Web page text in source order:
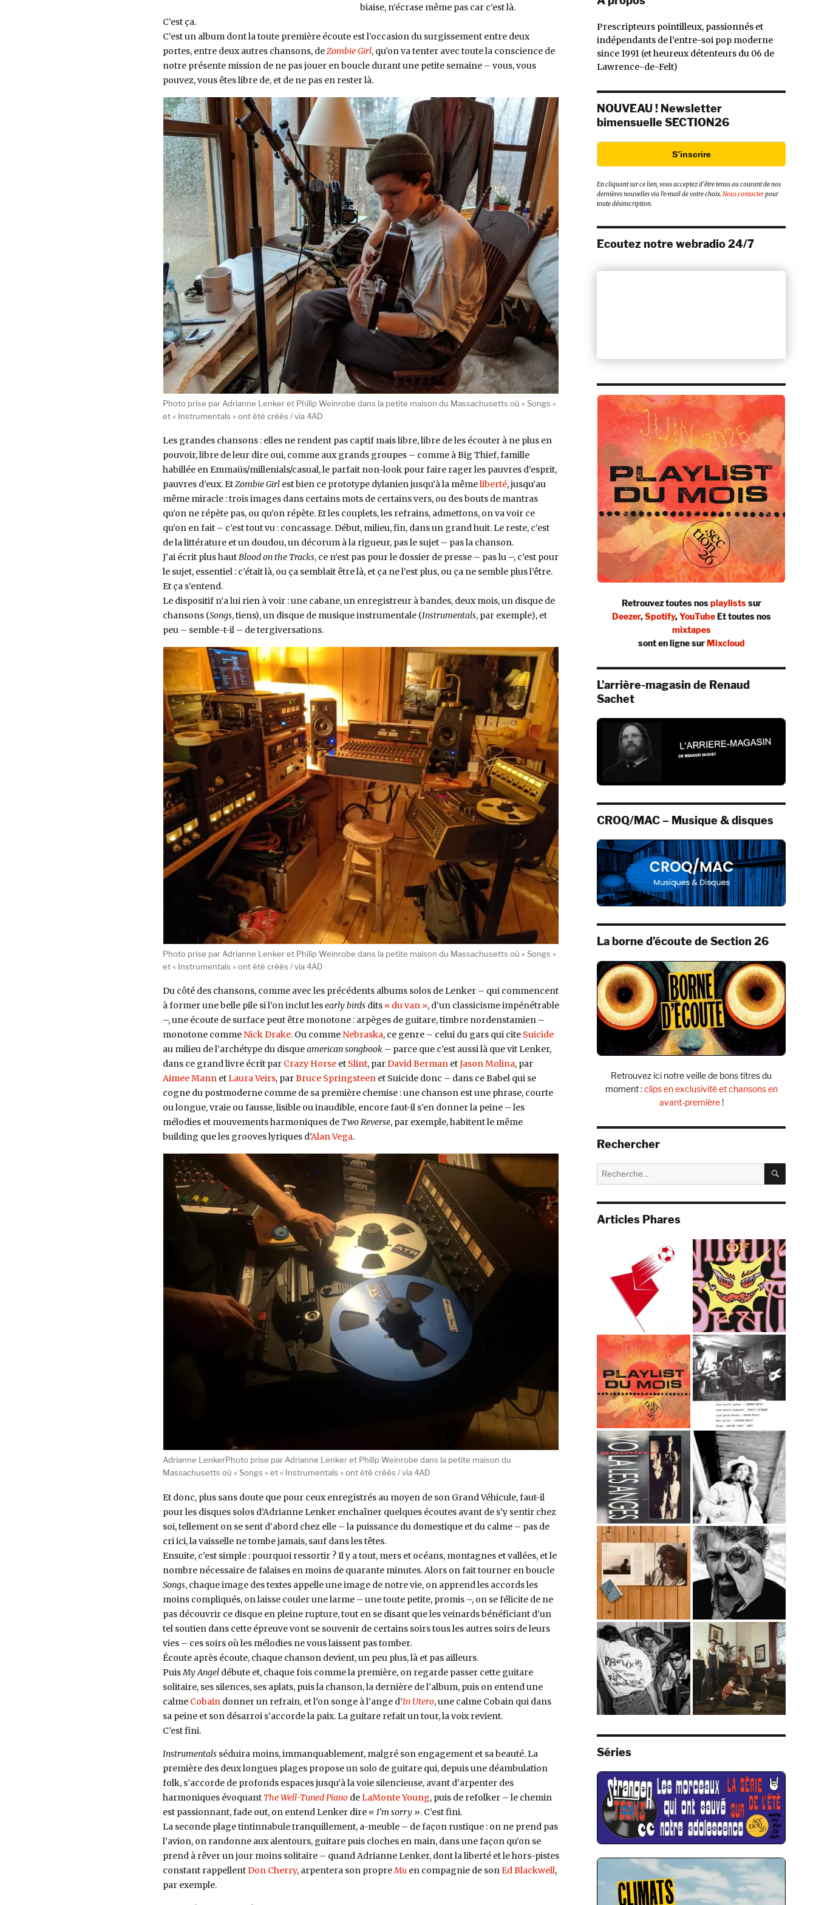
biaise, n’écrase même pas car c’est là.
C’est ça.
C’est un album dont la toute première écoute est l’occasion du surgissement entre deux
portes, entre deux autres chansons, deZombie Girl, qu’on va tenter avec toute la conscience de
notre présente mission de ne pas jouer en boucle durant une petite semaine – vous, vous
pouvez, vous êtes libre de, et de ne pas en rester là.
Photo prise par Adrianne Lenker et Philip Weinrobe dans la petite maison du Massachusetts où « Songs »
et « Instrumentals » ont été créés / via 4AD
Les grandes chansons : elles ne rendent pas captif mais libre, libre de les écouter à ne plus en
pouvoir, libre de leur dire oui, comme aux grands groupes – comme à Big Thief, famille
habillée en Emmaüs/millenials/casual, le parfait non-look pour faire rager les pauvres d’esprit,
pauvres d’eux. EtZombie Girlest bien ce prototype dylanien jusqu’à la mêmeliberté, jusqu’au
même miracle : trois images dans certains mots de certains vers, ou des bouts de mantras
qu’on ne répète pas, ou qu’on répète. Et les couplets, les refrains, admettons, on va voir ce
qu’on en fait – c’est tout vu : concassage. Début, milieu, fin, dans un grand huit. Le reste, c’est
de la littérature et un doudou, un décorum à la rigueur, pas le sujet – pas la chanson.
J’ai écrit plus hautBlood on the Tracks, ce n’est pas pour le dossier de presse – pas lu –, c’est pour
le sujet, essentiel : c’était là, ou ça semblait être là, et ça ne l’est plus, ou ça ne semble plus l’être.
Et ça s’entend.
Le dispositif n’a lui rien à voir : une cabane, un enregistreur à bandes, deux mois, un disque de
chansons (Songs, tiens), un disque de musique instrumentale (Instrumentals, par exemple), et
peu – semble-t-il – de tergiversations.
Photo prise par Adrianne Lenker et Philip Weinrobe dans la petite maison du Massachusetts où « Songs »
et « Instrumentals » ont été créés / via 4AD
Du côté des chansons, comme avec les précédents albums solos de Lenker – qui commencent
à former une belle pile si l’on inclut lesearly birdsdits « du van », d’un classicisme impénétrable
–, une écoute de surface peut être monotone : arpèges de guitare, timbre nordenstamien –
monotone comme Nick Drake. Ou comme Nebraska, ce genre – celui du gars qui cite Suicide
au milieu de l’archétype du disqueamerican songbook– parce que c’est aussi là que vit Lenker,
dans ce grand livre écrit par Crazy Horseet Slint, parDavid BermanetJason Molina, par
Aimee MannetLaura Veirs, parBruce Springsteenet Suicide donc – dans ce Babel qui se
cogne du postmoderne comme de sa première chemise : une chanson est une phrase, courte
ou longue, vraie ou fausse, lisible ou inaudible, encore faut-il s’en donner la peine – les
mélodies et mouvements harmoniques de Two Reverse, par exemple, habitent le même
building que les grooves lyriques d’Alan Vega.
Adrianne LenkerPhoto prise par Adrianne Lenker et Philip Weinrobe dans la petite maison du
Massachusetts où « Songs » et « Instrumentals » ont été créés / via 4AD
Et donc, plus sans doute que pour ceux enregistrés au moyen de son Grand Véhicule, faut-il
pour les disques solos d’Adrianne Lenker enchaîner quelques écoutes avant de s’y sentir chez
soi, tellement on se sent d’abord chez elle – la puissance du domestique et du calme – pas de
cri ici, la vaisselle ne tombe jamais, sauf dans les têtes.
Ensuite, c’est simple : pourquoi ressortir ? Il y a tout, mers et océans, montagnes et vallées, et le
nombre nécessaire de falaises en moins de quarante minutes. Alors on fait tourner en boucle
Songs, chaque image des textes appelle une image de notre vie, on apprend les accords les
moins compliqués, on laisse couler une larme – une toute petite, promis –, on se félicite de ne
pas découvrir ce disque en pleine rupture, tout en se disant que les veinards bénéficiant d’un
tel soutien dans cette épreuve vont se souvenir de certains soirs tous les autres soirs de leurs
vies – ces soirs où les mélodies ne vous laissent pas tomber.
Écoute après écoute, chaque chanson devient, un peu plus, là et pas ailleurs.
Puis My Angeldébute et, chaque fois comme la première, on regarde passer cette guitare
solitaire, ses silences, ses aplats, puis la chanson, la dernière de l’album, puis on entend une
calme Cobain donner un refrain, et l’on songe à l’ange d’In Utero, une calme Cobain qui dans
sa peine et son désarroi s’accorde la paix. La guitare refait un tour, la voix revient.
C’est fini.
Instrumentalsséduira moins, immanquablement, malgré son engagement et sa beauté. La
première des deux longues plages propose un solo de guitare qui, depuis une déambulation
folk, s’accorde de profonds espaces jusqu’à la voie silencieuse, avant d’arpenter des
harmoniques évoquant The Well-Tuned PianodeLaMonte Young, puis de refolker – le chemin
est passionnant, fade out, on entend Lenker dire « I’m sorry ». C’est fini.
La seconde plage tintinnabule tranquillement, a-meuble – de façon rustique : on ne prend pas
l’avion, on randonne aux alentours, guitare puis cloches en main, dans une façon qu’on se
prend à rêver un jour moins solitaire – quand Adrianne Lenker, dont la liberté et le hors-pistes
constant rappellentDon Cherry, arpentera son propreMuen compagnie de sonEd Blackwell,
par exemple.
Prescripteurs pointilleux, passionnés et
indépendants de l’entre-soi pop moderne
since 1991 (et heureux détenteurs du 06 de
Lawrence-de-Felt)
NOUVEAU ! Newsletter
bimensuelle SECTION26
S’inscrire
En cliquant sur ce lien, vous acceptez d’être tenus au courant de nos
dernières nouvelles via l’e-mail de votre choix.Nous contacterpour
toute désinscription.
Ecoutez notre webradio 24/7
Retrouvez toutes nosplaylistssur
Deezer,Spotify,YouTubeEt toutes nos
mixtapes
sont en ligne surMixcloud
L’arrière-magasin de Renaud
Sachet
CROQ/MAC – Musique & disques
La borne d’écoute de Section 26
Retrouvez ici notre veille de bons titres du
moment :clips en exclusivité et chansons en
avant-première!
Rechercher
Recherche
pour :
Articles Phares
Séries